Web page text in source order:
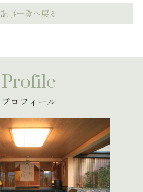
記事一覧へ戻る
Profile
プロフィール